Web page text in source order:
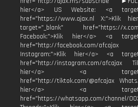
hier</a> US Website: <a
href="https://www.ajax.nl X:">Klik
target="_blank" href="https://x.com/
Facebook:">Klik hier</a> <a
href="http://facebook.com/afcajax
Instagram:">Klik hier</a> <a
href="http://instagram.com/afcajax
hier</a> <a
href="http://tiktok.com/@afcajax
hier</a> <a
href="https://whatsapp.com/channel/